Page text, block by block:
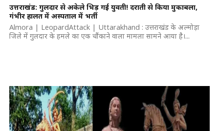
उत्तराखंड: गुलदार से अकेले भिड़ गई युवती! दराती से किया मुकाबला,
गंभीर हालत में अस्पताल में भर्ती
Almora | LeopardAttack | Uttarakhand : उत्तराखंड के अल्मोड़ा
जिले में गुलदार के हमले का एक चौंकाने वाला मामला सामने आया है।...